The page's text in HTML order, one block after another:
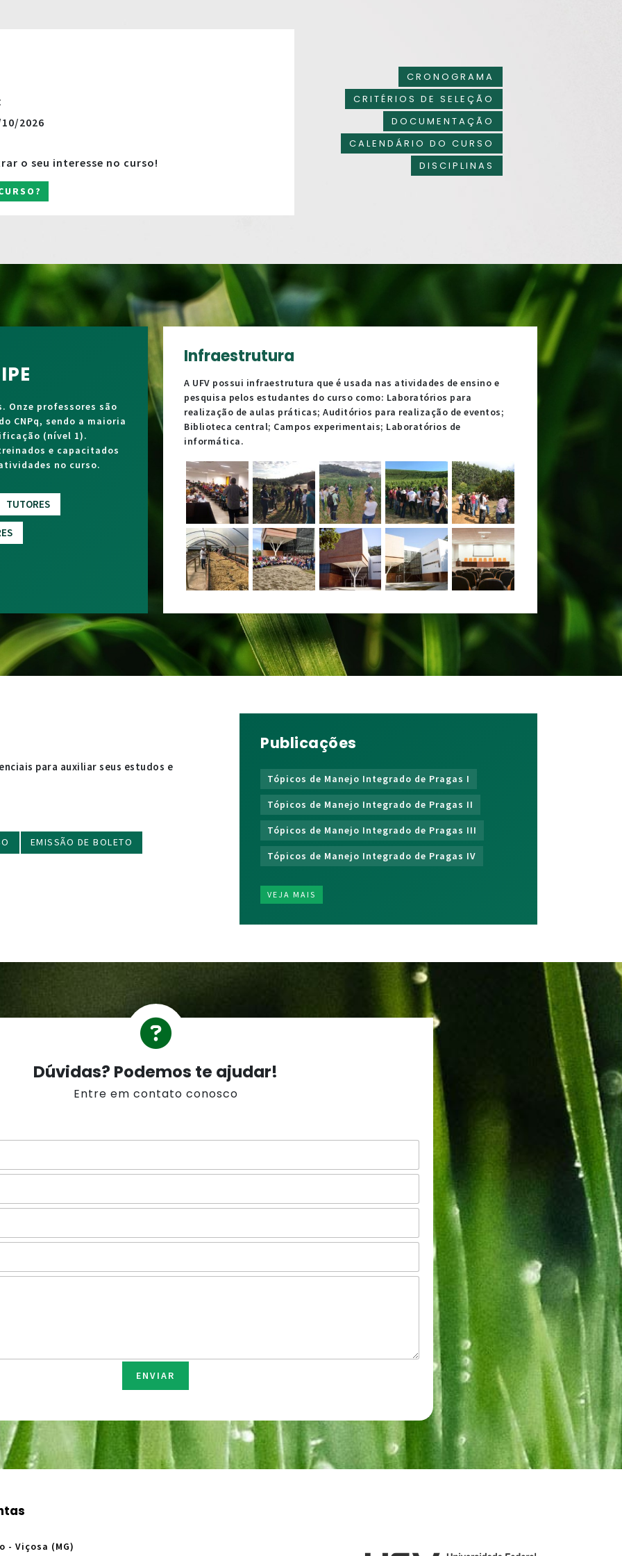
2026
o seu interesse no curso!
CRONOGRAMA
CRITÉRIOS DE SELEÇÃO
DOCUMENTAÇÃO
CALENDÁRIO DO CURSO
DISCIPLINAS
Onze professores são
CNPq, sendo a maioria
(nível 1).
e capacitados
no curso.
TUTORES
Infraestrutura
A UFV possui infraestrutura que é usada nas atividades de ensino e
pesquisa pelos estudantes do curso como: Laboratórios para
realização de aulas práticas; Auditórios para realização de eventos;
Biblioteca central; Campos experimentais; Laboratórios de
informática.
para auxiliar seus estudos e
EMISSÃO DE BOLETO
Publicações
Tópicos de Manejo Integrado de Pragas I
Tópicos de Manejo Integrado de Pragas II
Tópicos de Manejo Integrado de Pragas III
Tópicos de Manejo Integrado de Pragas IV
VEJA MAIS
Dúvidas? Podemos te ajudar!
Entre em contato conosco
ENVIAR
- Viçosa (MG)